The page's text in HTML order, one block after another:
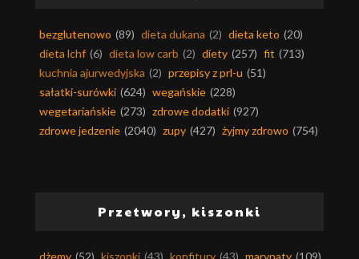
bezglutenowo (89) dieta dukana (2) dieta keto (20)
dieta lchf (6) dieta low carb (2) diety (257) fit (713)
kuchnia ajurwedyjska (2) przepisy z prl-u (51)
sałatki-surówki (624) wegańskie (228)
wegetariańskie (273) zdrowe dodatki (927)
zdrowe jedzenie (2040) zupy (427) żyjmy zdrowo (754)
Przetwory, kiszonki